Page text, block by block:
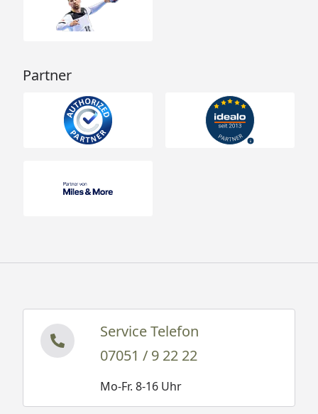
Partner
Service Telefon
07051 / 9 22 22
Mo-Fr. 8-16 Uhr